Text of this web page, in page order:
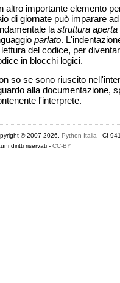
altro importante elemento
di giornate può imparare
la struttura aperta
parlato.
lettura del codice, per
in blocchi logici.
so se sono riuscito
alla documentazione,
l'interprete.
© 2007-2026, Python Italia- Cf
diritti riservati - CC-BY